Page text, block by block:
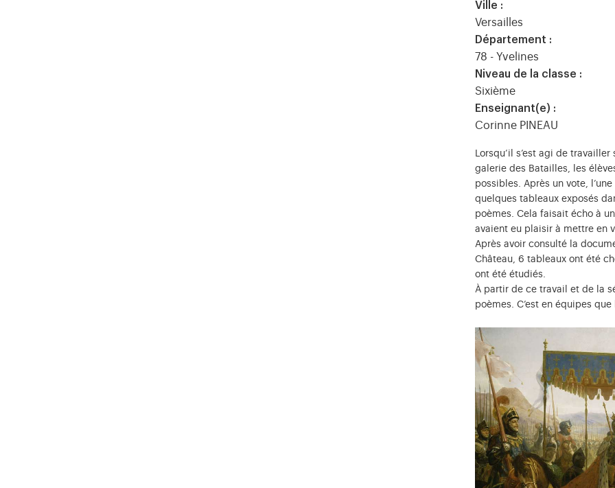
Ville :
Versailles
Département :
78 - Yvelines
Niveau de la classe :
Sixième
Enseignant(e) :
Corinne PINEAU
Lorsqu’il s’est agi de
galerie des Batailles, les
possibles. Après un vote,
quelques tableaux exposés
poèmes. Cela faisait écho à
avaient eu plaisir à mettre en
Après avoir consulté la
Château, 6 tableaux ont été
ont été étudiés.
À partir de ce travail et de la
poèmes. C’est en équipes